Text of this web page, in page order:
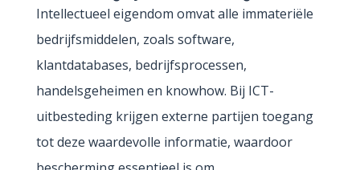
Intellectueel eigendom omvat alle immateriële
bedrijfsmiddelen, zoals software,
klantdatabases, bedrijfsprocessen,
handelsgeheimen en knowhow. Bij ICT-
uitbesteding krijgen externe partijen toegang
tot deze waardevolle informatie, waardoor